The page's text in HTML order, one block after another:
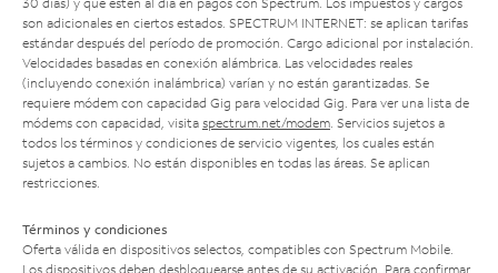
son adicionales en ciertos estados. SPECTRUM INTERNET: se aplican tarifas
estándar después del período de promoción. Cargo adicional por instalación.
Velocidades basadas en conexión alámbrica. Las velocidades reales
(incluyendo conexión inalámbrica) varían y no están garantizadas. Se
requiere módem con capacidad Gig para velocidad Gig. Para ver una lista de
módems con capacidad, visita spectrum.net/modem . Servicios sujetos a
todos los términos y condiciones de servicio vigentes, los cuales están
sujetos a cambios. No están disponibles en todas las áreas. Se aplican
restricciones.
Términos y condiciones
Oferta válida en dispositivos selectos, compatibles con Spectrum Mobile.
Los dispositivos deben desbloquearse antes de su activación. Para confirmar